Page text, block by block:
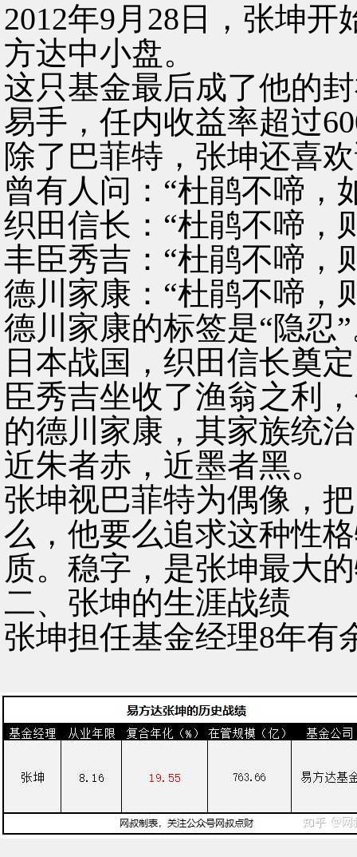
2012年9月28日，张坤
方达中小盘。
这只基金最后成了他的
易手，任内收益率超过
除了巴菲特，张坤还喜
曾有人问：“杜鹃不啼，
织田信长：“杜鹃不啼，
丰臣秀吉：“杜鹃不啼，
德川家康：“杜鹃不啼，
德川家康的标签是“隐忍
日本战国，织田信长奠
臣秀吉坐收了渔翁之利
的德川家康，其家族统
近朱者赤，近墨者黑。
张坤视巴菲特为偶像，
么，他要么追求这种性
质。稳字，是张坤最大
二、张坤的生涯战绩
张坤担任基金经理8年有